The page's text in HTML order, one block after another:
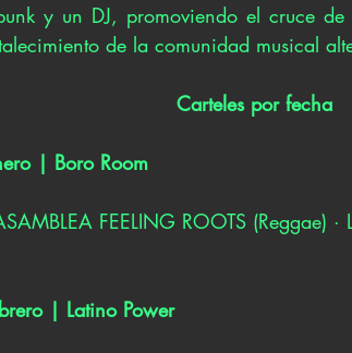
y un DJ, promoviendo el cruce
de la comunidad musical
Carteles por fecha
| Boro Room
FEELING ROOTS (Reggae)
| Latino Power